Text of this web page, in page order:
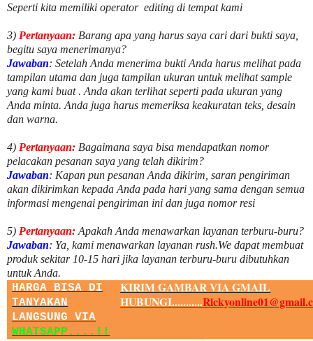
Seperti kita memiliki operator editing di tempat kami
3) Pertanyaan: Barang apa yang harus saya cari dari bukti saya,
begitu saya menerimanya?
Jawaban: Setelah Anda menerima bukti Anda harus melihat pada
tampilan utama dan juga tampilan ukuran untuk melihatsample
yang kami buat . Anda akan terlihat seperti pada ukuran yang
Anda minta. Anda juga harus memeriksa keakuratan teks, desain
dan warna.
4) Pertanyaan: Bagaimana saya bisa mendapatkan nomor
pelacakan pesanan saya yang telah dikirim?
Jawaban: Kapan pun pesanan Anda dikirim, saran pengiriman
akan dikirimkan kepada Anda pada hari yang sama dengan semua
informasi mengenai pengiriman ini dan juga nomorresi
5) Pertanyaan: Apakah Anda menawarkan layanan terburu-buru?
Jawaban: Ya, kami menawarkan layanan rush.We dapat membuat
produk sekitar 10-15 hari jika layanan terburu-buru dibutuhkan
untuk Anda.
HARGA BISA DI
TANYAKAN
LANGSUNG VIA
WHATSAPP....!!
KIRIM GAMBAR VIA GMAIL
HUBUNGI...........